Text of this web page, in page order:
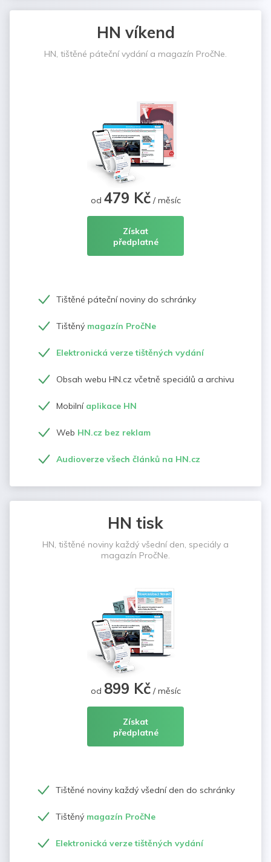
HN víkend
HN, tištěné páteční vydání a magazín PročNe.
od 479 Kč/ měsíc
Získat
předplatné
Tištěné páteční noviny do schránky
Tištěný magazín PročNe
Elektronická verze tištěných vydání
Obsah webu HN.cz včetně speciálů a archivu
Mobilní aplikace HN
Web HN.cz bez reklam
Audioverze všech článků na HN.cz
HN tisk
HN, tištěné noviny každý všední den, speciály a
magazín PročNe.
od 899 Kč/ měsíc
Získat
předplatné
Tištěné noviny každý všední den do schránky
Tištěný magazín PročNe
Elektronická verze tištěných vydání